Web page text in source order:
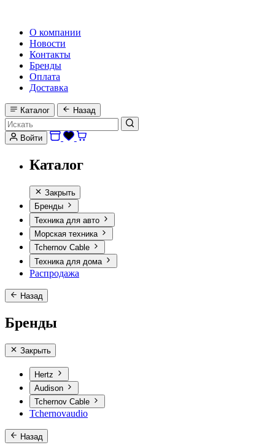
О компании
Новости
Контакты
Бренды
Оплата
Доставка
Каталог Назад
Войти
Каталог
Закрыть
Бренды
Техника для авто
Морская техника
Tchernov Cable
Техника для дома
Распродажа
Назад
Бренды
Закрыть
Hertz
Audison
Tchernov Cable
Tchernovaudio
Назад